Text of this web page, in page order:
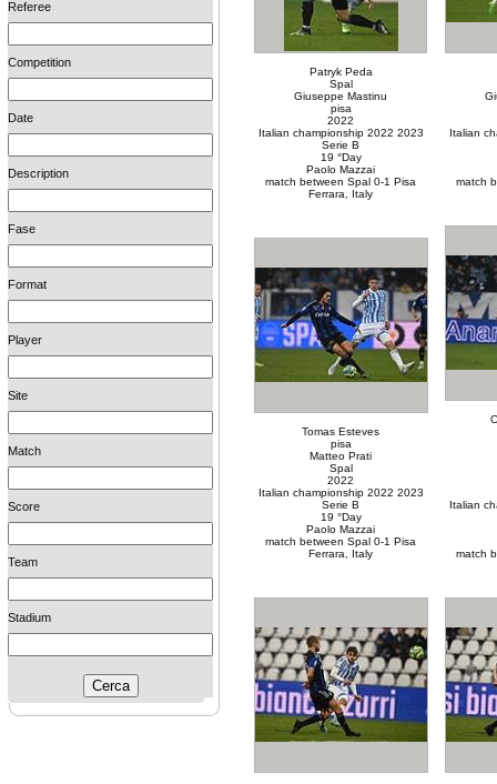
Referee
Competition
Date
Description
Fase
Format
Player
Site
Match
Score
Team
Stadium
Patryk Peda
Spal
Giuseppe Mastinu
pisa
2022
Italian championship 2022 2023
Serie B
19 °Day
Paolo Mazzai
match between Spal 0-1 Pisa
Ferrara, Italy
Italian
match
Tomas Esteves
pisa
Matteo Prati
Spal
2022
Italian championship 2022 2023
Serie B
19 °Day
Paolo Mazzai
match between Spal 0-1 Pisa
Ferrara, Italy
Italian
match